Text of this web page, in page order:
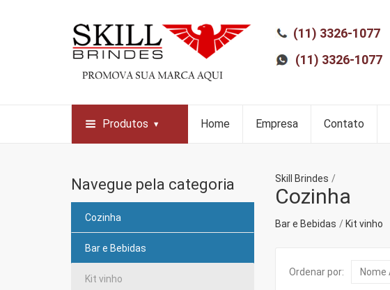
(11) 3326-1077
(11) 3326-1077
Produtos Home Empresa Contato
Navegue pela categoria
Cozinha
Bar e Bebidas
Kit vinho
Skill Brindes
Cozinha
Bar e Bebidas Kit vinho
Ordenar por: